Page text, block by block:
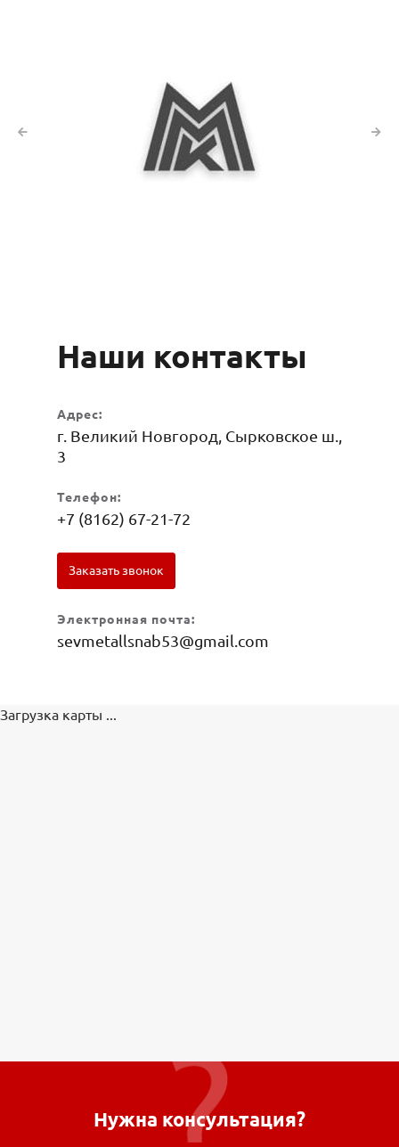
Наши контакты
Адрес:
г. Великий Новгород, Сырковское ш.,
3
Телефон:
+7 (8162) 67-21-72
Заказать звонок
Электронная почта:
sevmetallsnab53@gmail.com
Загрузка карты ...
Нужна консультация?